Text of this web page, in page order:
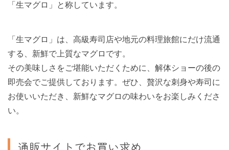
「生マグロ」と称しています。
「生マグロ」は、高級寿司店や地元の料理旅館にだけ流通
する、新鮮で上質なマグロです。
その美味しさをご堪能いただくために、解体ショーの後の
即売会でご提供しております。ぜひ、贅沢な刺身や寿司に
お使いいただき、新鮮なマグロの味わいをお楽しみくださ
い。
通販サイトでお買い求め